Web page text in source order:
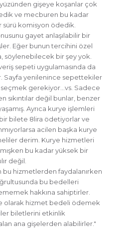
gişeye koşanlar çok
ve mecburen bu kadar
komisyon ödedik.
gayet anlaşılabilir bir
Eğer bunun tercihini özel
söylenebilecek bir şey yok.
sepeti uygulamasında da
Sayfa yenilenince sepettekiler
gerekiyor…vs. Sadece
sıkıntılar değil bunlar, benzer
Ayrıca kurye işlemleri
bilete 8lira ödetiyorlar ve
acilen başka kurye
derim. Kurye hizmetleri
bu kadar yüksek bir
değil.
hizmetlerden faydalanırken
bu bedelleri
hakkına sahiptirler.
olarak hizmet bedeli ödemek
biletlerini etkinlik
ana gişelerden alabilirler."